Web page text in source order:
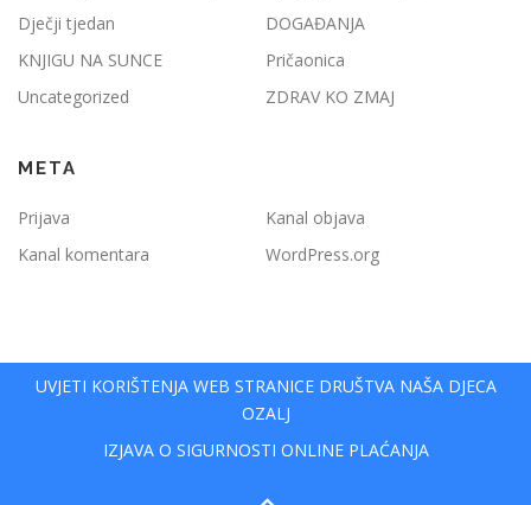
Dječji tjedan
DOGAĐANJA
KNJIGU NA SUNCE
Pričaonica
Uncategorized
ZDRAV KO ZMAJ
META
Prijava
Kanal objava
Kanal komentara
WordPress.org
UVJETI KORIŠTENJA WEB STRANICE DRUŠTVA NAŠA DJECA
OZALJ
IZJAVA O SIGURNOSTI ONLINE PLAĆANJA